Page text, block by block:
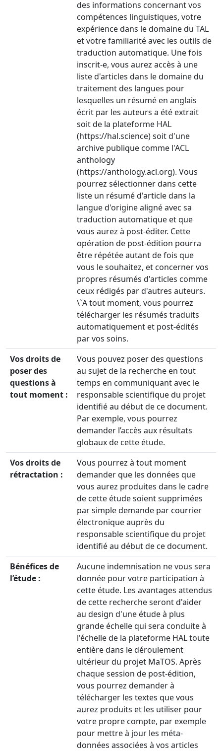
des informations concernant vos
compétences linguistiques, votre
expérience dans le domaine du TAL
et votre familiarité avec les outils de
traduction automatique. Une fois
inscrit-e, vous aurez accès à une
liste d'articles dans le domaine du
traitement des langues pour
lesquelles un résumé en anglais
écrit par les auteurs a été extrait
soit de la plateforme HAL
(https://hal.science) soit d'une
archive publique comme l'ACL
anthology
(https://anthology.acl.org). Vous
pourrez sélectionner dans cette
liste un résumé d'article dans la
langue d'origine aligné avec sa
traduction automatique et que
vous aurez à post-éditer. Cette
opération de post-édition pourra
être répétée autant de fois que
vous le souhaitez, et concerner vos
propres résumés d'articles comme
ceux rédigés par d'autres auteurs.
\`A tout moment, vous pourrez
télécharger les résumés traduits
automatiquement et post-édités
par vos soins.
Vos droits de
poser des
questions à
tout moment :
Vous pouvez poser des questions
au sujet de la recherche en tout
temps en communiquant avec le
responsable scientifique du projet
identifié au début de ce document.
Par exemple, vous pourrez
demander l’accès aux résultats
globaux de cette étude.
Vos droits de
rétractation :
Vous pourrez à tout moment
demander que les données que
vous aurez produites dans le cadre
de cette étude soient supprimées
par simple demande par courrier
électronique auprès du
responsable scientifique du projet
identifié au début de ce document.
Bénéfices de
l’étude :
Aucune indemnisation ne vous sera
donnée pour votre participation à
cette étude. Les avantages attendus
de cette recherche seront d'aider
au design d'une étude à plus
grande échelle qui sera conduite à
l'échelle de la plateforme HAL toute
entière dans le déroulement
ultérieur du projet MaTOS. Après
chaque session de post-édition,
vous pourrez demander à
télécharger les textes que vous
aurez produits et les utiliser pour
votre propre compte, par exemple
pour mettre à jour les méta-
données associées à vos articles